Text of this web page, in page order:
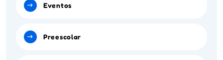
Eventos
Preescolar